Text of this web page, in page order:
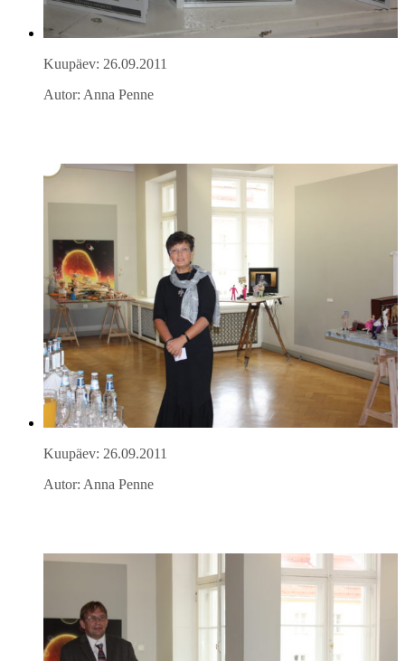
Kuupäev: 26.09.2011
Autor: Anna Penne
Kuupäev: 26.09.2011
Autor: Anna Penne